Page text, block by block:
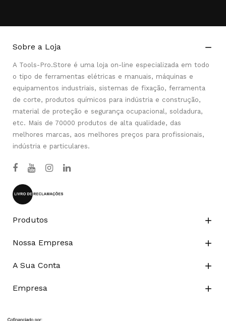
Sobre a Loja 
A Tools-Pro.Store é uma loja on-line especializada em todo
o tipo de ferramentas elétricas e manuais, máquinas e
equipamentos industriais, sistemas de fixação, ferramenta
de corte, produtos químicos para indústria e construção,
material de proteção e segurança ocupacional, soldadura,
etc. Mais de 70000 produtos de alta qualidade, das
melhores marcas, aos melhores preços para profissionais,
indústria e particulares.
Produtos 
Nossa Empresa 
A Sua Conta 
Empresa 